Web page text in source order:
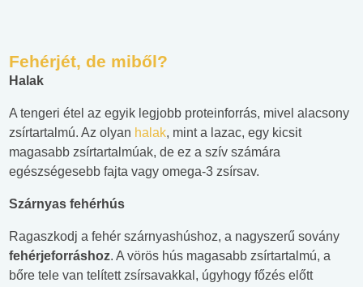
Fehérjét, de miből?
Halak
A tengeri étel az egyik legjobb proteinforrás, mivel alacsony
zsírtartalmú. Az olyan halak, mint a lazac, egy kicsit
magasabb zsírtartalmúak, de ez a szív számára
egészségesebb fajta vagy omega-3 zsírsav.
Szárnyas fehérhús
Ragaszkodj a fehér szárnyashúshoz, a nagyszerű sovány
fehérjeforráshoz. A vörös hús magasabb zsírtartalmú, a
bőre tele van telített zsírsavakkal, úgyhogy főzés előtt